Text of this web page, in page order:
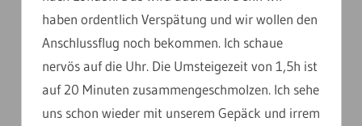
haben ordentlich Verspätung und wir wollen den
Anschlussflug noch bekommen. Ich schaue
nervös auf die Uhr. Die Umsteigezeit von 1,5h ist
auf 20 Minuten zusammengeschmolzen. Ich sehe
uns schon wieder mit unserem Gepäck und irrem